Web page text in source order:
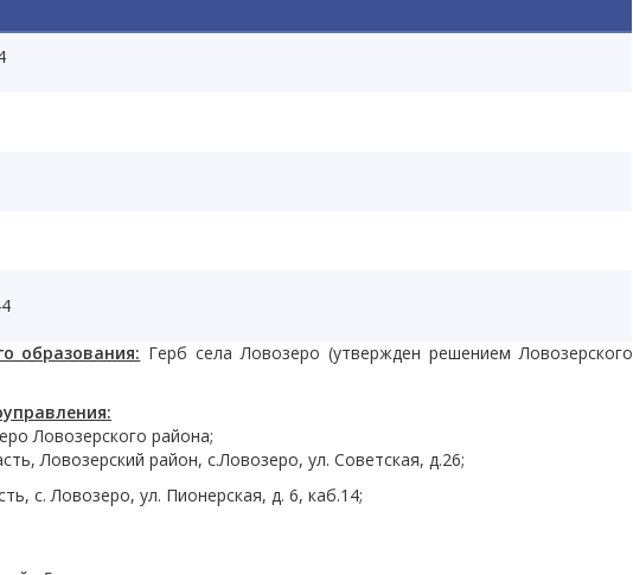
образования: Герб села Ловозеро (утвержден решением Ловозерского
Ловозерского района;
Ловозерский район, с.Ловозеро, ул. Советская, д.26;
с. Ловозеро, ул. Пионерская, д. 6, каб.14;